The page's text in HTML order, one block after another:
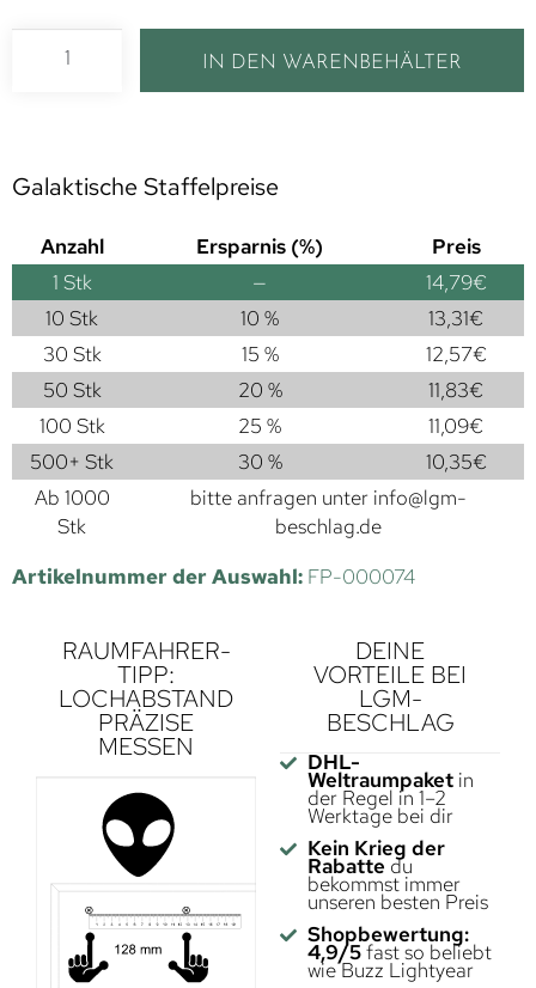
IN DEN WARENBEHÄLTER
Galaktische Staffelpreise
Anzahl Ersparnis (%)
Preis
1 Stk — 14,79€
10 Stk
10 % 13,31€
30 Stk
15 % 12,57€
50 Stk
20 % 11,83€
100 Stk
25 % 11,09€
500+ Stk
30 % 10,35€
Ab 1000
Stk
bitte anfragen unter info@lgm-
beschlag.de
Artikelnummer der Auswahl: FP-000074
RAUMFAHRER-
TIPP:
LOCHABSTAND
PRÄZISE
MESSEN
DEINE
VORTEILE BEI
LGM-
BESCHLAG
DHL-
Weltraumpaketin
der Regel in 1–2
Werktage bei dir
Kein Krieg der
Rabatte du
bekommst immer
unseren besten Preis
Shopbewertung:
4,9/5fast so beliebt
wie Buzz Lightyear